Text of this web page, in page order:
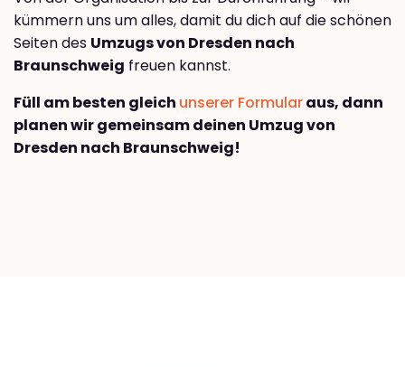
kümmern uns um alles, damit du dich auf die schönen
Seiten des Umzugs von Dresden nach
Braunschweig freuen kannst.
Füll am besten gleich unserer Formularaus, dann
planen wir gemeinsam deinen Umzug von
Dresden nach Braunschweig!